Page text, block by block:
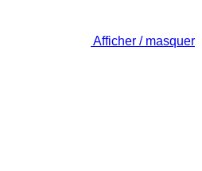
Afficher / masquer